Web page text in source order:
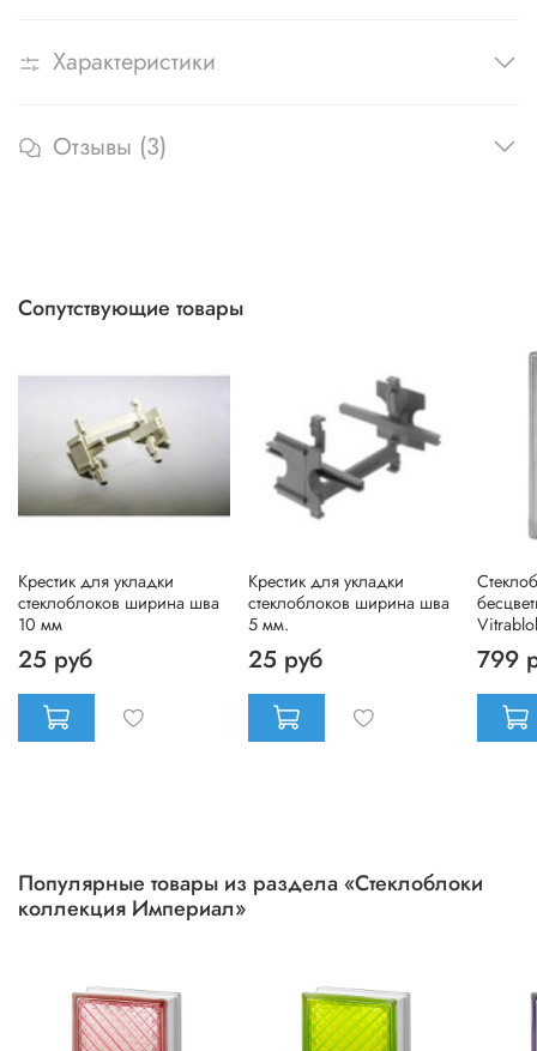
Характеристики
Отзывы (3)
Сопутствующие товары
Крестик для укладки
стеклоблоков ширина шва
10 мм
25 руб
Крестик для укладки
стеклоблоков ширина шва
5 мм.
25 руб 799
Популярные товары из раздела «Стеклоблоки
коллекция Империал»